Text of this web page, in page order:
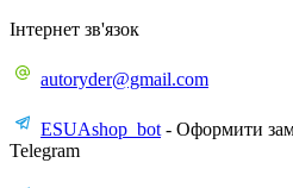
Інтернет зв'язок
autoryder@gmail.com
ESUAshop_bot - Оформити
Telegram